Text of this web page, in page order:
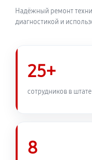
2530 руб
Замена дисплея
2530 руб
Замена устройства
Надёжный ремонт
диагностикой и
25+
сотрудников в штате
8